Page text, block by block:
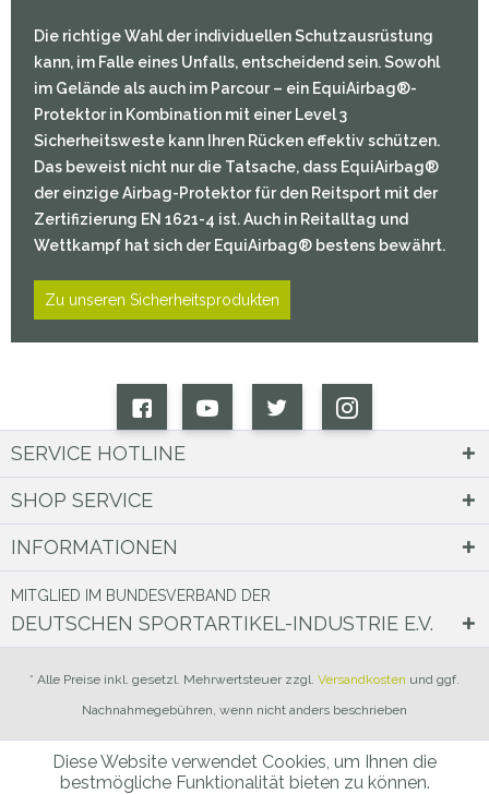
Die richtige Wahl der individuellen Schutzausrüstung
kann, im Falle eines Unfalls, entscheidend sein. Sowohl
im Gelände als auch im Parcour – ein EquiAirbag®-
Protektor in Kombination mit einer Level 3
Sicherheitsweste kann Ihren Rücken effektiv schützen.
Das beweist nicht nur die Tatsache, dass EquiAirbag®
der einzige Airbag-Protektor für den Reitsport mit der
Zertifizierung EN 1621-4 ist. Auch in Reitalltag und
Wettkampf hat sich der EquiAirbag® bestens bewährt.
Zu unseren Sicherheitsprodukten
SERVICE HOTLINE
SHOP SERVICE
INFORMATIONEN
MITGLIED IM BUNDESVERBAND DER
DEUTSCHEN SPORTARTIKEL-INDUSTRIE E.V.
* Alle Preise inkl. gesetzl. Mehrwertsteuer zzgl. Versandkosten und ggf.
Nachnahmegebühren, wenn nicht anders beschrieben
Diese Website verwendet Cookies, um Ihnen die
bestmögliche Funktionalität bieten zu können.